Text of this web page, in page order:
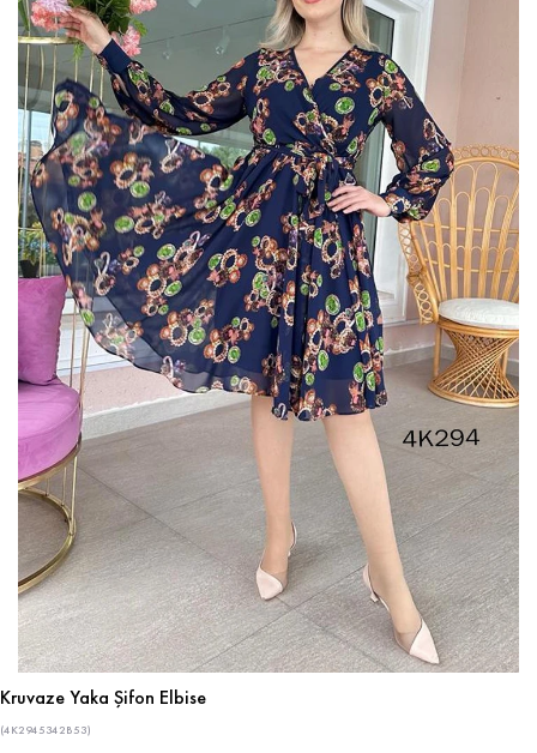
Kruvaze Yaka Şifon Elbise
(4K2945342B53)